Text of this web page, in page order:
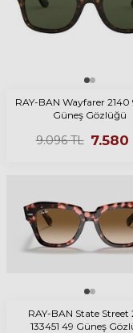
RAY-BAN Wayfarer 2140
Güneş Gözlüğü
9.096TL 7.580
RAY-BAN State Street
133451 49 Güneş